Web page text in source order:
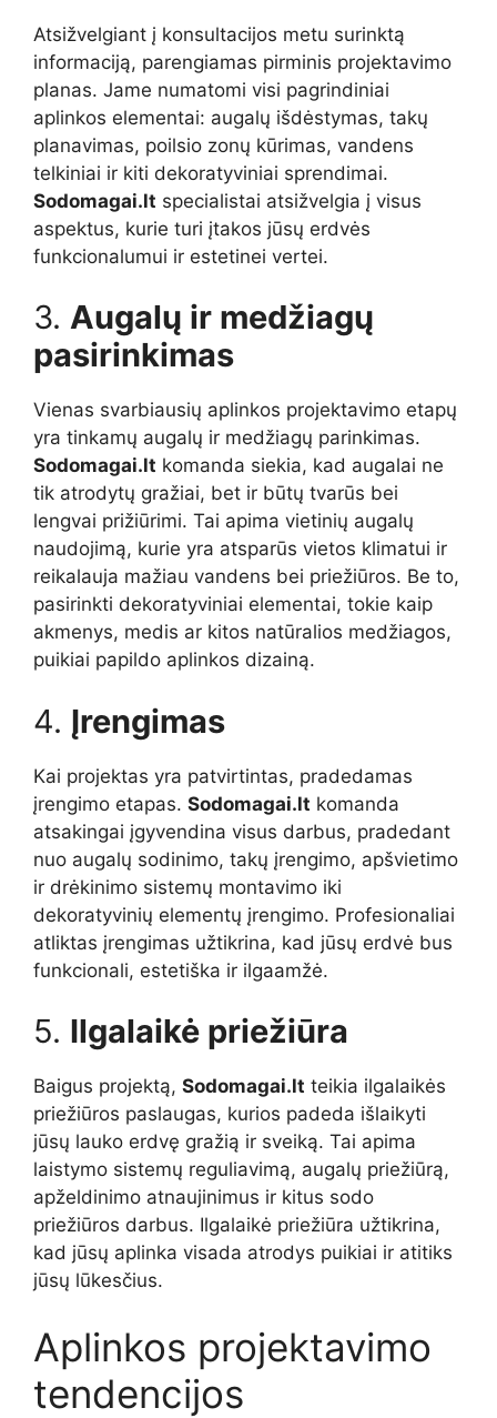
Atsižvelgiant į konsultacijos metu surinktą
informaciją, parengiamas pirminis projektavimo
planas. Jame numatomi visi pagrindiniai
aplinkos elementai: augalų išdėstymas, takų
planavimas, poilsio zonų kūrimas, vandens
telkiniai ir kiti dekoratyviniai sprendimai.
Sodomagai.lt specialistai atsižvelgia į visus
aspektus, kurie turi įtakos jūsų erdvės
funkcionalumui ir estetinei vertei.
3. Augalų ir medžiagų
pasirinkimas
Vienas svarbiausių aplinkos projektavimo etapų
yra tinkamų augalų ir medžiagų parinkimas.
Sodomagai.lt komanda siekia, kad augalai ne
tik atrodytų gražiai, bet ir būtų tvarūs bei
lengvai prižiūrimi. Tai apima vietinių augalų
naudojimą, kurie yra atsparūs vietos klimatui ir
reikalauja mažiau vandens bei priežiūros. Be to,
pasirinkti dekoratyviniai elementai, tokie kaip
akmenys, medis ar kitos natūralios medžiagos,
puikiai papildo aplinkos dizainą.
4. Įrengimas
Kai projektas yra patvirtintas, pradedamas
įrengimo etapas. Sodomagai.lt komanda
atsakingai įgyvendina visus darbus, pradedant
nuo augalų sodinimo, takų įrengimo, apšvietimo
ir drėkinimo sistemų montavimo iki
dekoratyvinių elementų įrengimo. Profesionaliai
atliktas įrengimas užtikrina, kad jūsų erdvė bus
funkcionali, estetiška ir ilgaamžė.
5. Ilgalaikė priežiūra
Baigus projektą, Sodomagai.lt teikia ilgalaikės
priežiūros paslaugas, kurios padeda išlaikyti
jūsų lauko erdvę gražią ir sveiką. Tai apima
laistymo sistemų reguliavimą, augalų priežiūrą,
apželdinimo atnaujinimus ir kitus sodo
priežiūros darbus. Ilgalaikė priežiūra užtikrina,
kad jūsų aplinka visada atrodys puikiai ir atitiks
jūsų lūkesčius.
Aplinkos projektavimo
tendencijos